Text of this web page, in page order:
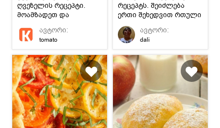
ღვეზელის რეცეპტი.
მოამზადეთ და
ავტორი:
tomato
რეცეპტს. შეიძლება
ერთი შეხედვით რთული
მოგეჩვენოთ, მაგრამ
ყველაფერი
გამოცდილების და
პრაქტიკის ამბავია :)
ავტორი:
dali